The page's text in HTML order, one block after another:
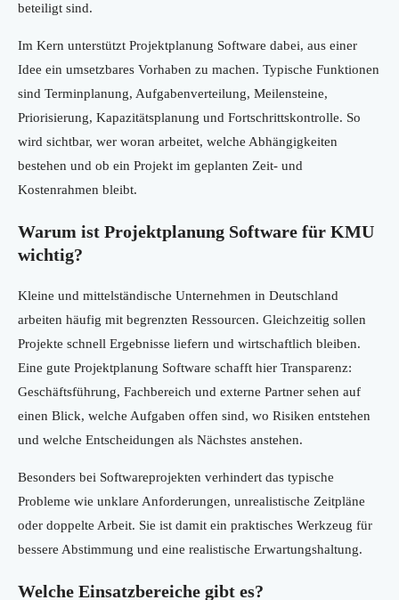
beteiligt sind.
Im Kern unterstützt Projektplanung Software dabei, aus einer
Idee ein umsetzbares Vorhaben zu machen. Typische Funktionen
sind Terminplanung, Aufgabenverteilung, Meilensteine,
Priorisierung, Kapazitätsplanung und Fortschrittskontrolle. So
wird sichtbar, wer woran arbeitet, welche Abhängigkeiten
bestehen und ob ein Projekt im geplanten Zeit- und
Kostenrahmen bleibt.
Warum ist Projektplanung Software für KMU
wichtig?
Kleine und mittelständische Unternehmen in Deutschland
arbeiten häufig mit begrenzten Ressourcen. Gleichzeitig sollen
Projekte schnell Ergebnisse liefern und wirtschaftlich bleiben.
Eine gute Projektplanung Software schafft hier Transparenz:
Geschäftsführung, Fachbereich und externe Partner sehen auf
einen Blick, welche Aufgaben offen sind, wo Risiken entstehen
und welche Entscheidungen als Nächstes anstehen.
Besonders bei Softwareprojekten verhindert das typische
Probleme wie unklare Anforderungen, unrealistische Zeitpläne
oder doppelte Arbeit. Sie ist damit ein praktisches Werkzeug für
bessere Abstimmung und eine realistische Erwartungshaltung.
Welche Einsatzbereiche gibt es?